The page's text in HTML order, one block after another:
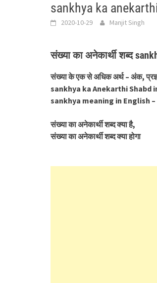
sankhya ka
2020-10-29 Manjit Singh
संख्या का अनेकार्थी शब्द
संख्या के एक से अधिक अर्थ – अंक,
sankhya ka Anekarthi Shabd
sankhya meaning in English
संख्या का अनेकार्थी शब्द क्या है,
संख्या का अनेकार्थी शब्द क्या होगा